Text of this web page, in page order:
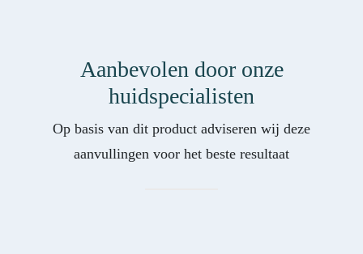
Aanbevolen door onze
huidspecialisten
Op basis van dit product adviseren wij deze
aanvullingen voor het beste resultaat